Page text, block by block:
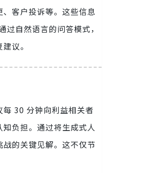
客户投诉等。这些信息
自然语言的问答模式，
议。
30 分钟向利益相关者
负担。通过将生成式人
的关键见解。这不仅节